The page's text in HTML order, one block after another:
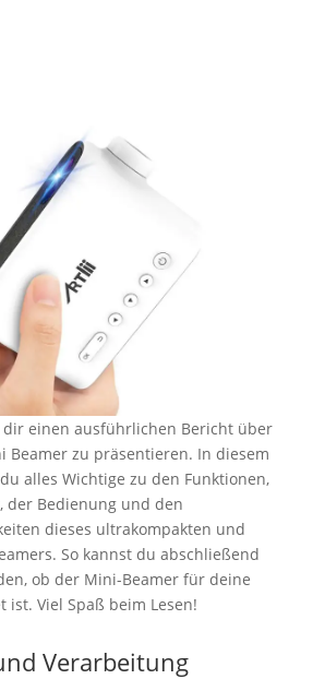
einen ausführlichen Bericht über
Beamer zu präsentieren. In diesem
alles Wichtige zu den Funktionen,
der Bedienung und den
dieses ultrakompakten und
So kannst du abschließend
ob der Mini-Beamer für deine
ist. Viel Spaß beim Lesen!
Verarbeitung